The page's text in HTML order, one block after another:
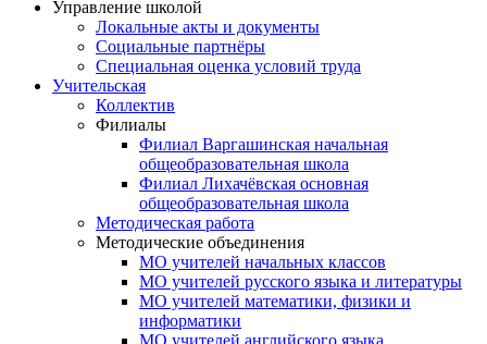
Управление школой
Локальные акты и документы
Социальные партнёры
Специальная оценка условий труда
Учительская
Коллектив
Филиалы
Филиал Варгашинская начальная
общеобразовательная школа
Филиал Лихачёвская основная
общеобразовательная школа
Методическая работа
Методические объединения
МО учителей начальных классов
МО учителей русского языка и литературы
МО учителей математики, физики и
информатики
МО учителей английского языка